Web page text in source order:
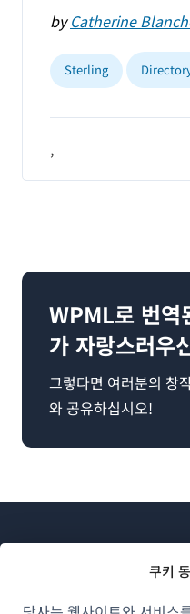
쿠키
byCatherine
Sterling
,
WPML로 번역
가 자랑스러우
그렇다면 여러분의 창
와 공유하십시오!